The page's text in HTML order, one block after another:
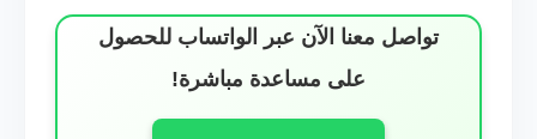
تواصل معنا الآن عبر الواتساب للحصول
على مساعدة مباشرة!